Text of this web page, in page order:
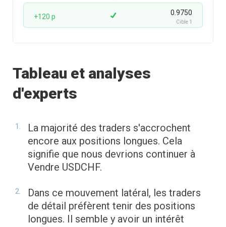
+120 p 0.9750
Cible 1
Tableau et analyses
d'experts
La majorité des traders s'accrochent
encore aux positions longues. Cela
signifie que nous devrions continuer à
Vendre USDCHF.
Dans ce mouvement latéral, les traders
de détail préfèrent tenir des positions
longues. Il semble y avoir un intérêt